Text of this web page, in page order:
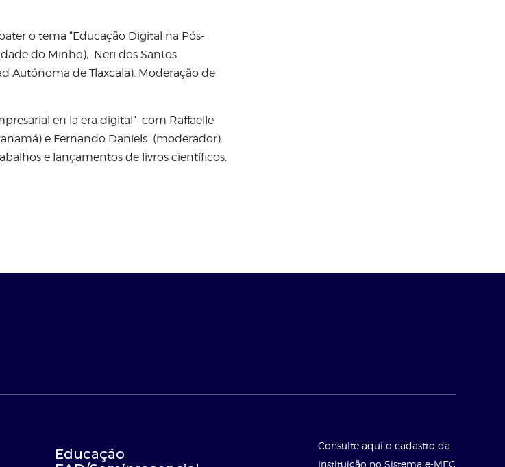
o tema “Educação Digital na Pós-
do Minho), Neri dos Santos
Autónoma de Tlaxcala). Moderação de
en la era digital” com Raffaelle
e Fernando Daniels (moderador).
e lançamentos de livros científicos.
Educação
Consulte aqui o cadastro da
Instituição no Sistema e-MEC